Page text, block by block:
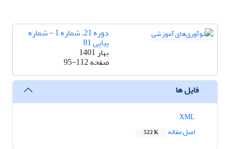
دوره 21، شماره 1 - شماره
پیاپی 81
بهار 1401
صفحه95-112
فایل ها
اصل مقاله
522 K